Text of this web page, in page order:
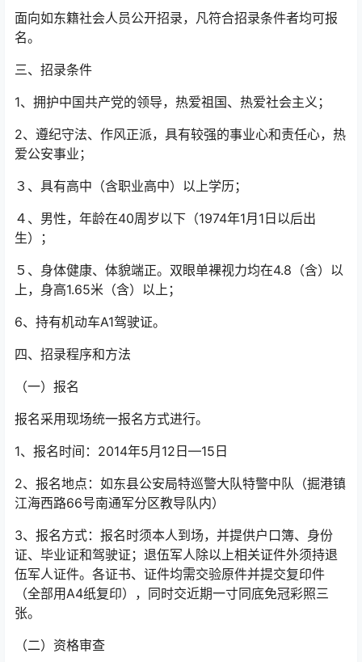
面向如东籍社会人员公开招录，凡符合招录条件者均可报
名。
三、招录条件
1、拥护中国共产党的领导，热爱祖国、热爱社会主义；
2、遵纪守法、作风正派，具有较强的事业心和责任心，热
爱公安事业；
３、具有高中（含职业高中）以上学历；
４、男性，年龄在40周岁以下（1974年1月1日以后出
生）；
５、身体健康、体貌端正。双眼单裸视力均在4.8（含）以
上，身高1.65米（含）以上；
6、持有机动车A1驾驶证。
四、招录程序和方法
（一）报名
报名采用现场统一报名方式进行。
1、报名时间：2014年5月12日—15日
2、报名地点：如东县公安局特巡警大队特警中队（掘港镇
江海西路66号南通军分区教导队内）
3、报名方式：报名时须本人到场，并提供户口簿、身份
证、毕业证和驾驶证；退伍军人除以上相关证件外须持退
伍军人证件。各证书、证件均需交验原件并提交复印件
（全部用A4纸复印），同时交近期一寸同底免冠彩照三
张。
（二）资格审查